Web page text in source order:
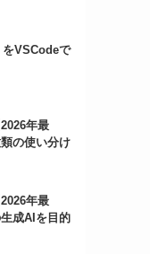
VSCodeで
年最
の使い分け
年最
成AIを目的